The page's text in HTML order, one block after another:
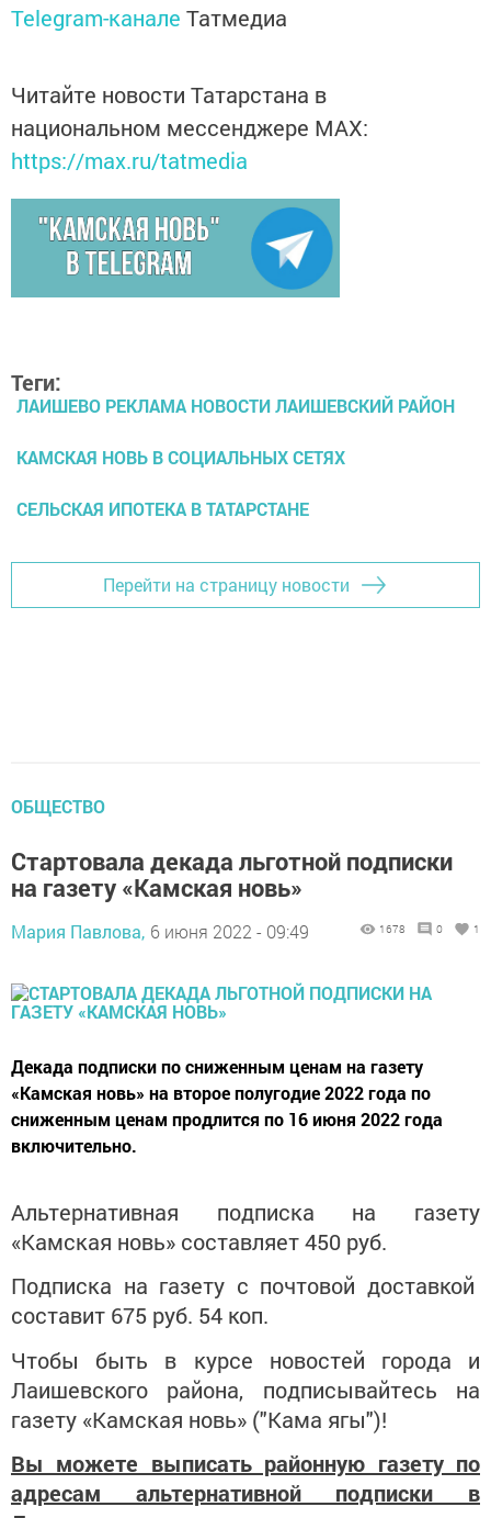
Telegram-канале Татмедиа
Читайте новости Татарстана в
национальном мессенджере MАХ:
https://max.ru/tatmedia
Теги:
ЛАИШЕВО РЕКЛАМА НОВОСТИ ЛАИШЕВСКИЙ РАЙОН
КАМСКАЯ НОВЬ В СОЦИАЛЬНЫХ СЕТЯХ
СЕЛЬСКАЯ ИПОТЕКА В ТАТАРСТАНЕ
Перейти на страницу новости
ОБЩЕСТВО
Стартовала декада льготной подписки
на газету «Камская новь»
Мария Павлова, 6 июня 2022 - 09:49 1678 0 1
​​​​​​​Декада подписки по сниженным ценам на газету
«Камская новь» на второе полугодие 2022 года по
сниженным ценам продлится по 16 июня 2022 года
включительно.
Альтернативная подписка на газету
«Камская новь» составляет 450 руб.
Подписка на газету с почтовой доставкой
составит 675 руб. 54 коп.
Чтобы быть в курсе новостей города и
Лаишевского района, подписывайтесь на
газету «Камская новь» ("Кама ягы")!
Вы можете выписать районную газету по
адресам альтернативной подписки в